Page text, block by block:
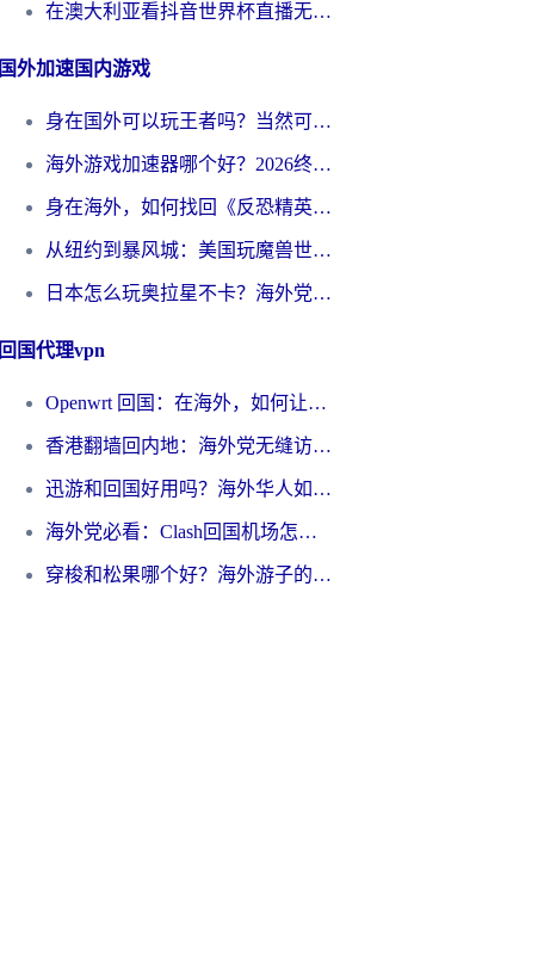
在澳大利亚看抖音世界杯直播无法播放？海外党体育观赛终极指南来了！
国外加速国内游戏
身在国外可以玩王者吗？当然可以，但你需要这份“加速”指南
海外游戏加速器哪个好？2026终极指南帮你畅玩国服+解决卡顿难题
身在海外，如何找回《反恐精英：全球攻势》国服的丝滑手感？一份给你的终极指南
从纽约到暴风城：美国玩魔兽世界，如何找到你的最佳网络航线
日本怎么玩奥拉星不卡？海外党国服游戏加速器选择全攻略
回国代理vpn
Openwrt 回国：在海外，如何让家的网络触手可及
香港翻墙回内地：海外党无缝访问国内资源的加速器选择全攻略
迅游和回国好用吗？海外华人如何选择靠谱的回国加速器
海外党必看：Clash回国机场怎么选？一篇搞定无缝访问国内资源的全攻略
穿梭和松果哪个好？海外游子的数字归乡路，到底该怎么选